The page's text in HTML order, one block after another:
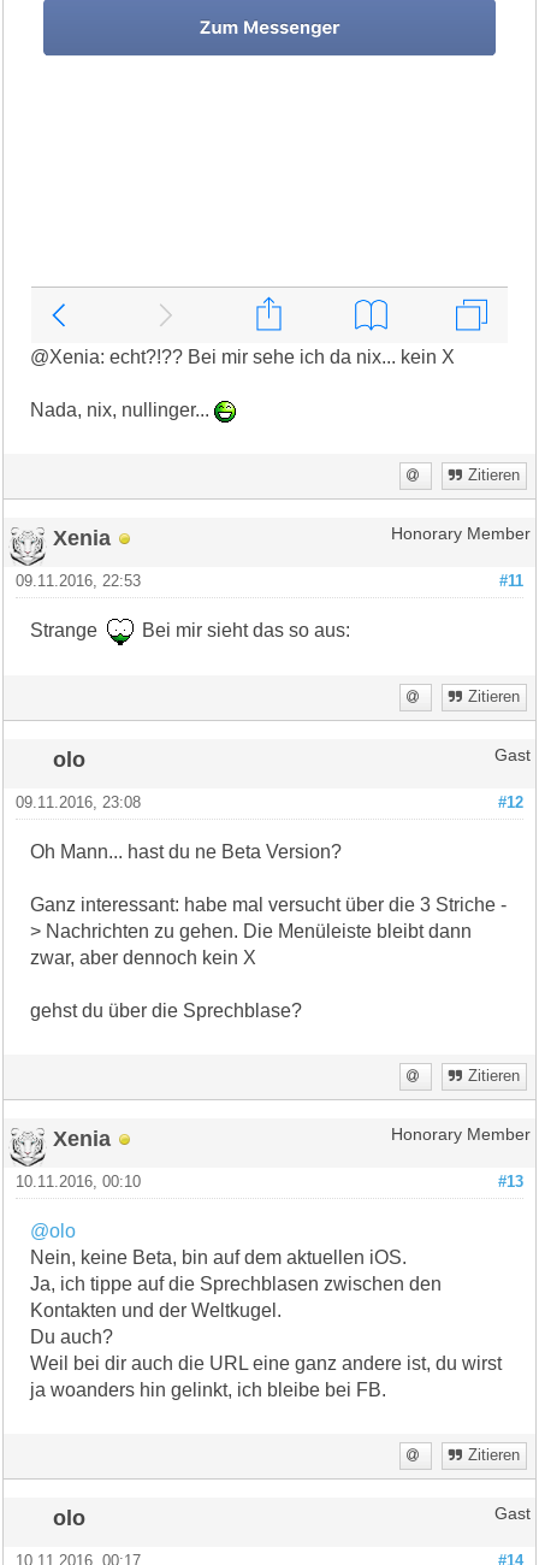
@Xenia: echt?!?? Bei mir sehe ich da nix... kein X
Nada, nix, nullinger...
Zitieren
Xenia Honorary Member
#11
09.11.2016, 22:53
Strange Bei mir sieht das so aus:
Zitieren
olo Gast
#12
09.11.2016, 23:08
Oh Mann... hast du ne Beta Version?
Ganz interessant: habe mal versucht über die 3 Striche -
> Nachrichten zu gehen. Die Menüleiste bleibt dann
zwar, aber dennoch kein X
gehst du über die Sprechblase?
Zitieren
Xenia Honorary Member
#13
10.11.2016, 00:10
@olo
Nein, keine Beta, bin auf dem aktuellen iOS.
Ja, ich tippe auf die Sprechblasen zwischen den
Kontakten und der Weltkugel.
Du auch?
Weil bei dir auch die URL eine ganz andere ist, du wirst
ja woanders hin gelinkt, ich bleibe bei FB.
Zitieren
olo Gast
#14
10.11.2016, 00:17